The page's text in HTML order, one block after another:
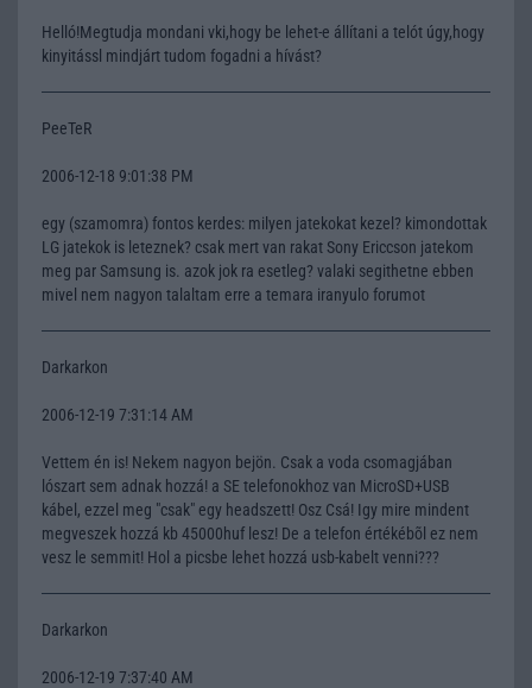
Helló!Megtudja mondani vki,hogy be lehet-e állítani a telót úgy,hogy
kinyitássl mindjárt tudom fogadni a hívást?
PeeTeR
2006-12-18 9:01:38 PM
egy (szamomra) fontos kerdes: milyen jatekokat kezel? kimondottak
LG jatekok is leteznek? csak mert van rakat Sony Ericcson jatekom
meg par Samsung is. azok jok ra esetleg? valaki segithetne ebben
mivel nem nagyon talaltam erre a temara iranyulo forumot
Darkarkon
2006-12-19 7:31:14 AM
Vettem én is! Nekem nagyon bejön. Csak a voda csomagjában
lószart sem adnak hozzá! a SE telefonokhoz van MicroSD+USB
kábel, ezzel meg "csak" egy headszett! Osz Csá! Igy mire mindent
megveszek hozzá kb 45000huf lesz! De a telefon értékébõl ez nem
vesz le semmit! Hol a picsbe lehet hozzá usb-kabelt venni???
Darkarkon
2006-12-19 7:37:40 AM